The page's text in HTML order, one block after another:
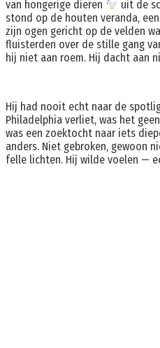
van hongerige dieren
uit de
stond op de houten veranda,
zijn ogen gericht op de velden
fluisterden over de stille gang
hij niet aan roem. Hij dacht aan
Hij had nooit echt naar de
Philadelphia verliet, was het
was een zoektocht naar iets
anders. Niet gebroken, gewoon
felle lichten. Hij wilde voelen —